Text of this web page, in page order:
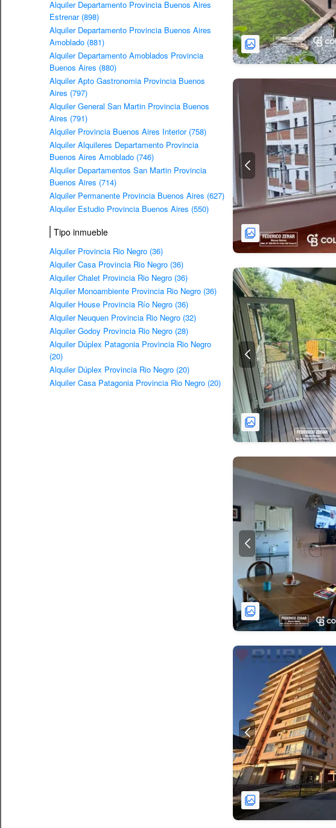
Alquiler Departamento Provincia Buenos Aires
Estrenar (898)
Alquiler Departamento Provincia Buenos Aires
Amoblado (881)
Alquiler Departamento Amoblados Provincia
Buenos Aires (880)
Alquiler Apto Gastronomia Provincia Buenos
Aires (797)
Alquiler General San Martin Provincia Buenos
Aires (791)
Alquiler Provincia Buenos Aires Interior (758)
Alquiler Alquileres Departamento Provincia
Buenos Aires Amoblado (746)
Alquiler Departamentos San Martin Provincia
Buenos Aires (714)
Alquiler Permanente Provincia Buenos Aires (627)
Alquiler Estudio Provincia Buenos Aires (550)
Tipo inmueble
Alquiler Provincia Rio Negro (36)
Alquiler Casa Provincia Rio Negro (36)
Alquiler Chalet Provincia Rio Negro (36)
Alquiler Monoambiente Provincia Rio Negro (36)
Alquiler House Provincia Río Negro (36)
Alquiler Neuquen Provincia Rio Negro (32)
Alquiler Godoy Provincia Rio Negro (28)
Alquiler Dúplex Patagonia Provincia Rio Negro
(20)
Alquiler Dúplex Provincia Rio Negro (20)
Alquiler Casa Patagonia Provincia Rio Negro (20)